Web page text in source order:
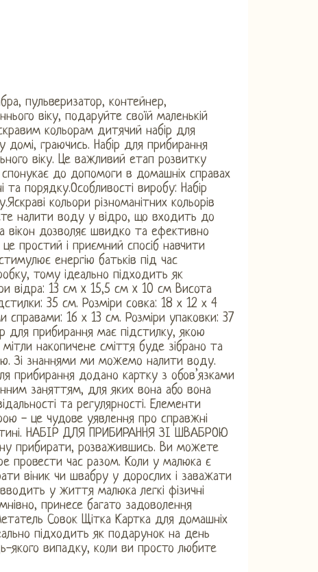
пульверизатор, контейнер,
віку, подаруйте своїй маленькій
кольорам дитячий набір для
граючись. Набір для прибирання
віку. Це важливий етап розвитку
до допомоги в домашніх справах
порядку.Особливості виробу: Набір
кольори різноманітних кольорів
налити воду у відро, що входить до
вікон дозволяє швидко та ефективно
простий і приємний спосіб навчити
енергію батьків під час
тому ідеально підходить як
відра: 13 см x 15,5 см x 10 см Висота
35 см. Розміри совка: 18 х 12 х 4
справами: 16 х 13 см. Розміри упаковки: 37
прибирання має підстилку, якою
накопичене сміття буде зібрано та
Зі знаннями ми можемо налити воду.
прибирання додано картку з обов’язками
заняттям, для яких вона або вона
та регулярності. Елементи
- це чудове уявлення про справжні
НАБІР ДЛЯ ПРИБИРАННЯ ЗІ ШВАБРОЮ
прибирати, розважившись. Ви можете
провести час разом. Коли у малюка є
віник чи швабру у дорослих і заважати
у життя малюка легкі фізичні
принесе багато задоволення
Совок Щітка Картка для домашніх
підходить як подарунок на день
якого випадку, коли ви просто любите